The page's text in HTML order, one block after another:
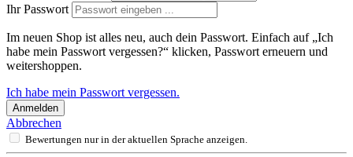
Ihr Passwort
Im neuen Shop ist alles neu, auch dein Passwort. Einfach auf „Ich
habe mein Passwort vergessen?“ klicken, Passwort erneuern und
weitershoppen.
Ich habe mein Passwort vergessen.
Anmelden
Abbrechen
Bewertungen nur in der aktuellen Sprache anzeigen.